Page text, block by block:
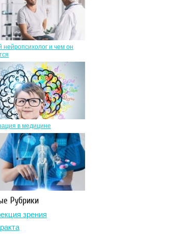
нейропсихолог и чем он
в медицине
Рубрики
зрения